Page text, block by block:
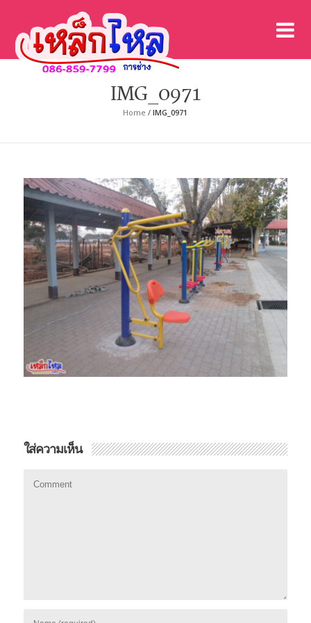
IMG_0971
Home /IMG_0971
ใส่ความเห็น